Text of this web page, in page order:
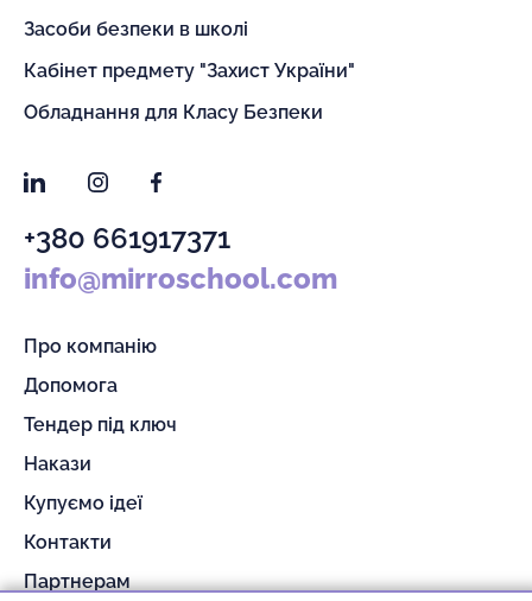
Засоби безпеки в школі
Кабінет предмету "Захист України"
Обладнання для Класу Безпеки
LinkedInInstagramFacebook
+380 661917371
info@mirroschool.com
Про компанію
Допомога
Тендер під ключ
Накази
Купуємо ідеї
Контакти
Партнерам